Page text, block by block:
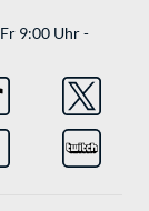
9:00 Uhr -